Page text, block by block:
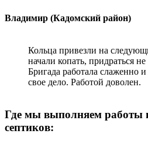
Владимир (Кадомский район)
Кольца привезли на
начали копать, придраться
Бригада работала слаженно
свое дело. Работой доволен.
Где мы выполняем работы
септиков: